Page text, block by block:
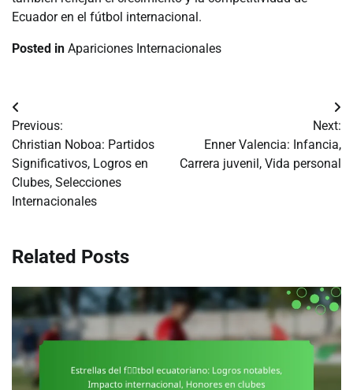
Ecuador en el fútbol internacional.
Posted in Apariciones Internacionales
Post
navigation
Previous:
Christian Noboa: Partidos
Significativos, Logros en
Clubes, Selecciones
Internacionales
Next:
Enner Valencia: Infancia,
Carrera juvenil, Vida personal
Related Posts